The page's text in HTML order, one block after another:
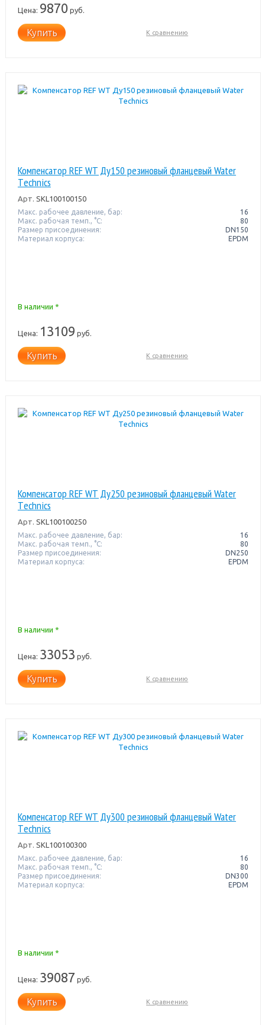
Цена: 9870 руб.
Купить К сравнению
Компенсатор REF WT Ду150 резиновый фланцевый Water
Тechnics
Арт. SKL100100150
Макс. рабочее давление, бар:
16
Макс. рабочая темп., °С:
80
Размер присоединения:
DN150
Материал корпуса:
EPDM
В наличии *
Цена: 13109 руб.
Купить К сравнению
Компенсатор REF WT Ду250 резиновый фланцевый Water
Тechnics
Арт. SKL100100250
Макс. рабочее давление, бар:
16
Макс. рабочая темп., °С:
80
Размер присоединения:
DN250
Материал корпуса:
EPDM
В наличии *
Цена: 33053 руб.
Купить К сравнению
Компенсатор REF WT Ду300 резиновый фланцевый Water
Тechnics
Арт. SKL100100300
Макс. рабочее давление, бар:
16
Макс. рабочая темп., °С:
80
Размер присоединения:
DN300
Материал корпуса:
EPDM
В наличии *
Цена: 39087 руб.
Купить К сравнению